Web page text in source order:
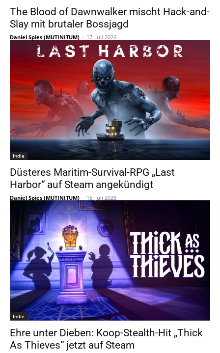
The Blood of Dawnwalker mischt Hack-and-
Slay mit brutaler Bossjagd
Daniel Spies (MUTINITUM) - 17. Juli 2026
Indie
Düsteres Maritim-Survival-RPG „Last
Harbor“ auf Steam angekündigt
Daniel Spies (MUTINITUM) - 16. Juli 2026
Indie
Ehre unter Dieben: Koop-Stealth-Hit „Thick
As Thieves“ jetzt auf Steam